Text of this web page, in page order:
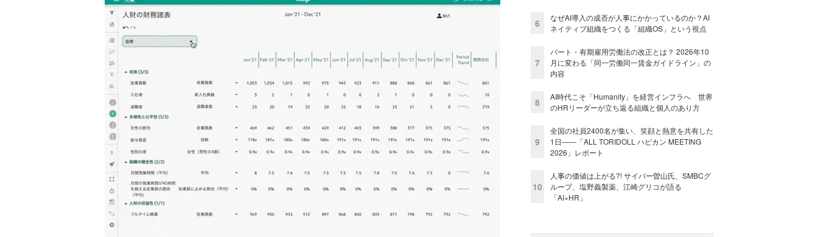
6
なぜAI導入の成否が人事にかかっているのか？AI
ネイティブ組織をつくる「組織OS」という視点
7
パート・有期雇用労働法の改正とは？ 2026年10
月に変わる「同一労働同一賃金ガイドライン」の
内容
8
AI時代こそ「Humanity」を経営インフラへ 世界
のHRリーダーが立ち返る組織と個人のあり方
9
全国の社員2400名が集い、笑顔と熱意を共有した
1日――「ALL TORIDOLL ハピカン MEETING
2026」レポート
10
人事の価値は上がる?! サイバー曽山氏、SMBCグ
ループ、塩野義製薬、江崎グリコが語る
「AI×HR」